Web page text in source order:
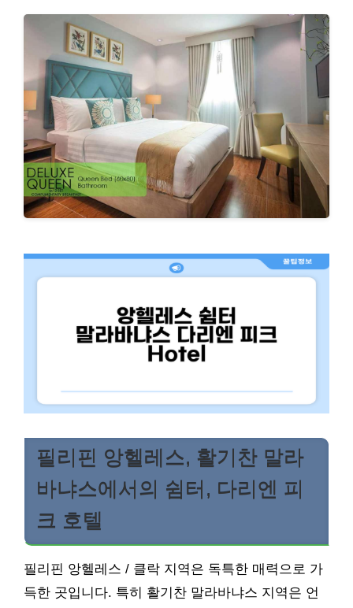
필리핀 앙헬레스, 활기찬 말라
바냐스에서의 쉼터, 다리엔 피
크 호텔
필리핀 앙헬레스 / 클락 지역은 독특한 매력으로 가
득한 곳입니다. 특히 활기찬 말라바냐스 지역은 언